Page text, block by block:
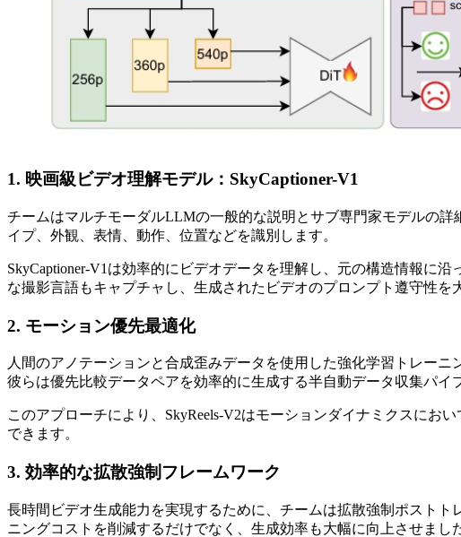
1. 映画級ビデオ理解モデル：SkyCaptioner-V1
チームはマルチモーダルLLMの一般的な説明とサブ専門家モデルの
イプ、外観、表情、動作、位置などを識別します。
SkyCaptioner-V1は効率的にビデオデータを理解し、元の構造情報に
な撮影言語もキャプチャし、生成されたビデオのプロンプト遵守性
2. モーション優先最適化
人間のアノテーションと合成歪みデータを使用した強化学習トレー
彼らは優先比較データペアを効率的に生成する半自動データ収集パイ
このアプローチにより、SkyReels-V2はモーションダイナミクスにお
できます。
3. 効率的な拡散強制フレームワーク
長時間ビデオ生成能力を実現するために、チームは拡散強制ポスト
ニングコストを削減するだけでなく、生成効率も大幅に向上させまし